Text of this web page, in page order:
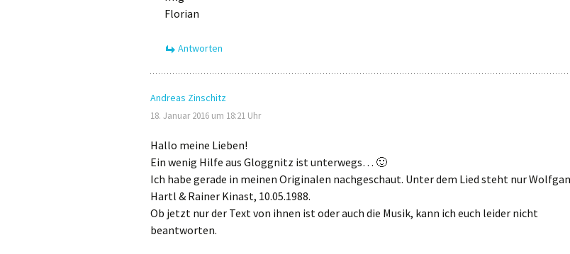
Florian
Antworten
Andreas Zinschitz
18. Januar 2016 um 18:21 Uhr
Hallo meine Lieben!
Ein wenig Hilfe aus Gloggnitz ist unterwegs… 🙂
Ich habe gerade in meinen Originalen nachgeschaut. Unter dem Lied steht nur
Hartl & Rainer Kinast, 10.05.1988.
Ob jetzt nur der Text von ihnen ist oder auch die Musik, kann ich euch leider nicht
beantworten.